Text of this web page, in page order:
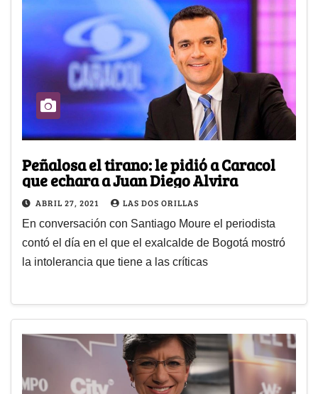
Peñalosa el tirano: le pidió a Caracol
que echara a Juan Diego Alvira
ABRIL 27, 2021 LAS DOS ORILLAS
En conversación con Santiago Moure el periodista
contó el día en el que el exalcalde de Bogotá mostró
la intolerancia que tiene a las críticas